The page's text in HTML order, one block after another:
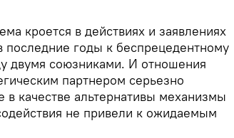
кроется в действиях и заявлениях
последние годы к беспрецедентному
двумя союзниками. И отношения
партнером серьезно
качестве альтернативы механизмы
не привели к ожидаемым